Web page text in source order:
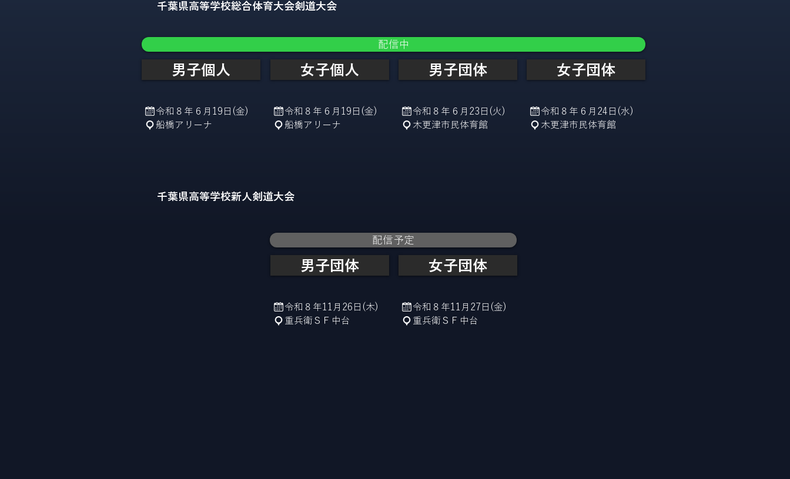
千葉県高等学校総合体育大会剣道大会
配信中
男子個人
令和８年６月19日(金)
船橋アリーナ
女子個人
令和８年６月19日(金)
船橋アリーナ
男子団体
令和８年６月23日(火)
木更津市民体育館
女子団体
令和８年６月24日(水)
木更津市民体育館
千葉県高等学校新人剣道大会
配信予定
男子団体
令和８年11月26日(木)
​重兵衛ＳＦ中台
女子団体
令和８年11月27日(金)
​重兵衛ＳＦ中台